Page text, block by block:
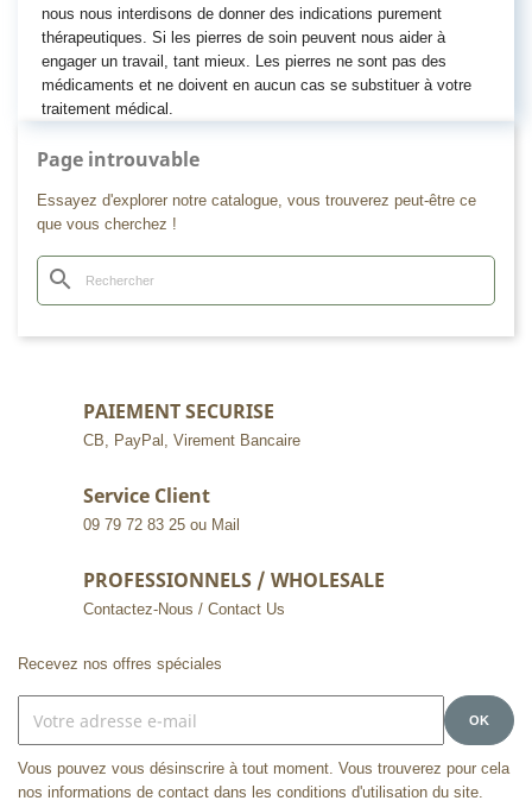
nous nous interdisons de donner des indications purement
thérapeutiques. Si les pierres de soin peuvent nous aider à
engager un travail, tant mieux. Les pierres ne sont pas des
médicaments et ne doivent en aucun cas se substituer à votre
traitement médical.
Page introuvable
Essayez d'explorer notre catalogue, vous trouverez peut-être ce
que vous cherchez !
search
PAIEMENT SECURISE
CB, PayPal, Virement Bancaire
Service Client
09 79 72 83 25 ou Mail
PROFESSIONNELS / WHOLESALE
Contactez-Nous / Contact Us
Recevez nos offres spéciales
Vous pouvez vous désinscrire à tout moment. Vous trouverez pour cela
nos informations de contact dans les conditions d'utilisation du site.